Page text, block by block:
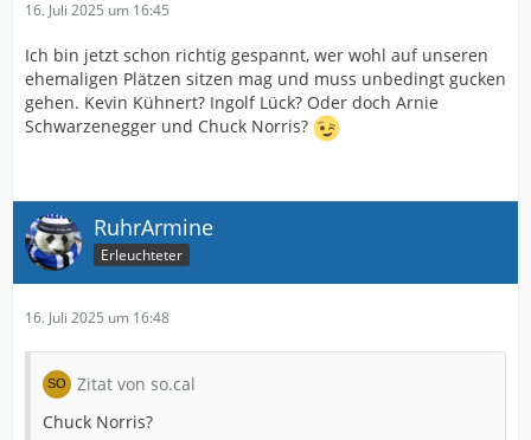
16. Juli 2025 um 16:45
Ich bin jetzt schon richtig gespannt, wer wohl auf unseren
ehemaligen Plätzen sitzen mag und muss unbedingt gucken
gehen. Kevin Kühnert? Ingolf Lück? Oder doch Arnie
Schwarzenegger und Chuck Norris?
RuhrArmine
Erleuchteter
16. Juli 2025 um 16:48
Zitat von so.cal
Chuck Norris?